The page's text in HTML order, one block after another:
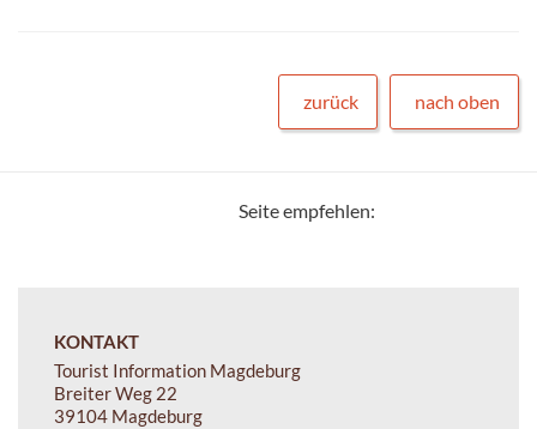
zurück nach oben
Seite empfehlen:
KONTAKT
Tourist Information Magdeburg
Breiter Weg 22
39104 Magdeburg